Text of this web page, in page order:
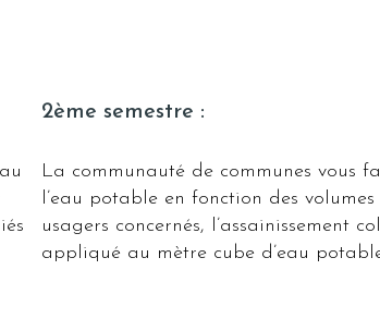
2ème semestre :
La communauté de communes vous
l’eau potable en fonction des
usagers concernés, l’assainissement
appliqué au mètre cube d’eau